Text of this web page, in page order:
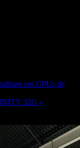
em GPUs de
32G »